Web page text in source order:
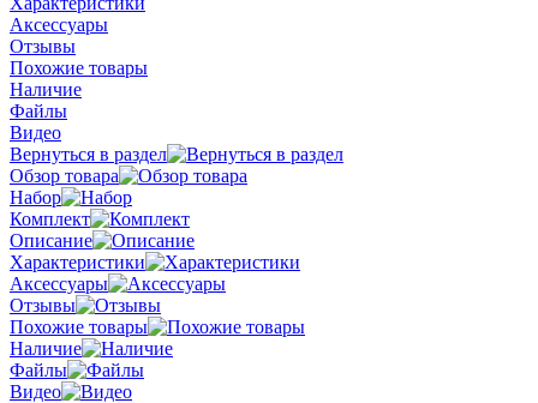
Аксессуары
Отзывы
Похожие товары
Наличие
Файлы
Видео
Вернуться в раздел
Обзор товара
Набор
Комплект
Описание
Характеристики
Аксессуары
Отзывы
Похожие товары
Наличие
Файлы
Видео